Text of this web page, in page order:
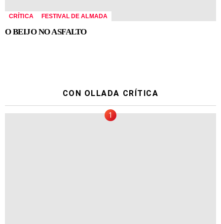
CRÍTICA FESTIVAL DE ALMADA
O BEIJO NO ASFALTO
CON OLLADA CRÍTICA